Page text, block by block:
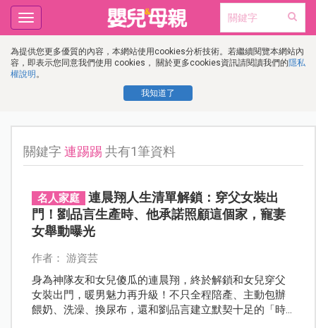
為提供您更多優質的內容，本網站使用cookies分析技術。若繼續閱覽本網站內
容，即表示您同意我們使用 cookies， 關於更多cookies資訊請閱讀我們的隱私
權說明 。
我知道了
Toggle
navigation
關鍵字連踢踢 共有1筆資料
名人家庭
連晨翔人生清單解鎖：穿父女裝出
門！劉品言生產時、他承諾照顧這個家，寵妻
女舉動曝光
作者： 游資芸
身為神隊友和女兒傻瓜的連晨翔，終於解鎖和女兒穿父
女裝出門，暖男魅力再升級！不只全程陪產、主動包辦
餵奶、洗澡、換尿布，還和劉品言建立默契十足的「時